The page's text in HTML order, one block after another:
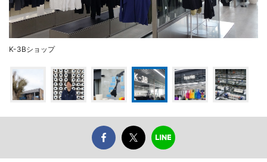
K-3Bショップ